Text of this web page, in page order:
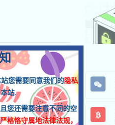
全，訪問並鏈接錢包
纍XP，邀请获得更
您需要同意我们的隐私
站.
您还需要注意不同的空
格恪守属地法律法规，